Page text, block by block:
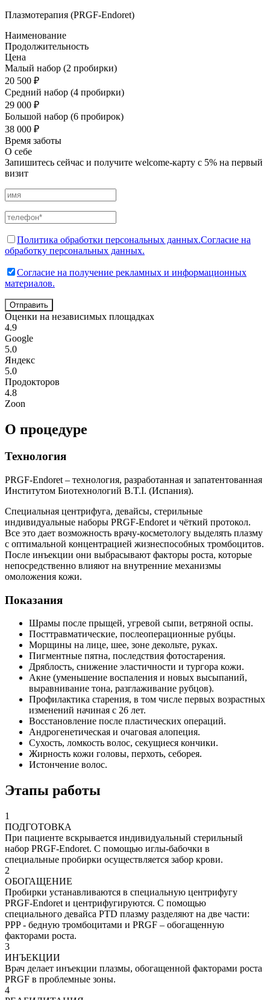
Плазмотерапия (PRGF-Endoret)
Наименование
Продолжительность
Цена
Малый набор (2 пробирки)
20 500 ₽
Средний набор (4 пробирки)
29 000 ₽
Большой набор (6 пробирок)
38 000 ₽
Время заботы
О себе
Запишитесь сейчас и получите welcome-карту с 5% на первый
визит
Политика обработки персональных данных.Согласие на
обработку персональных данных.
Согласие на получение рекламных и информационных
материалов.
Отправить
Оценки на независимых площадках
4.9
Google
5.0
Яндекс
5.0
Продокторов
4.8
Zoon
О процедуре
Технология
PRGF-Endoret – технология, разработанная и запатентованная
Институтом Биотехнологий B.T.I. (Испания).
Специальная центрифуга, девайсы, стерильные
индивидуальные наборы PRGF-Endoret и чёткий протокол.
Все это дает возможность врачу-косметологу выделять плазму
с оптимальной концентрацией жизнеспособных тромбоцитов.
После инъекции они выбрасывают факторы роста, которые
непосредственно влияют на внутренние механизмы
омоложения кожи.
Показания
Шрамы после прыщей, угревой сыпи, ветряной оспы.
Посттравматические, послеоперационные рубцы.
Морщины на лице, шее, зоне декольте, руках.
Пигментные пятна, последствия фотостарения.
Дряблость, снижение эластичности и тургора кожи.
Акне (уменьшение воспаления и новых высыпаний,
выравнивание тона, разглаживание рубцов).
Профилактика старения, в том числе первых возрастных
изменений начиная с 26 лет.
Восстановление после пластических операций.
Андрогенетическая и очаговая алопеция.
Сухость, ломкость волос, секущиеся кончики.
Жирность кожи головы, перхоть, себорея.
Истончение волос.
Этапы работы
1
ПОДГОТОВКА
При пациенте вскрывается индивидуальный стерильный
набор PRGF-Endoret. С помощью иглы-бабочки в
специальные пробирки осуществляется забор крови.
2
ОБОГАЩЕНИЕ
Пробирки устанавливаются в специальную центрифугу
PRGF-Endoret и центрифугируются. С помощью
специального девайса PTD плазму разделяют на две части:
PPP - бедную тромбоцитами и PRGF – обогащенную
факторами роста.
3
ИНЪЕКЦИИ
Врач делает инъекции плазмы, обогащенной факторами роста
PRGF в проблемные зоны.
4